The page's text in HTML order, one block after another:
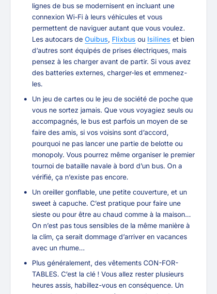
lignes de bus se modernisent en incluant une
connexion Wi-Fi à leurs véhicules et vous
permettent de naviguer autant que vous voulez.
Les autocars deOuibus, Flixbus ou Isilines et bien
d’autres sont équipés de prises électriques, mais
pensez à les charger avant de partir. Si vous avez
des batteries externes, charger-les et emmenez-
les.
Un jeu de cartes ou le jeu de société de poche que
vous ne sortez jamais. Que vous voyagiez seuls ou
accompagnés, le bus est parfois un moyen de se
faire des amis, si vos voisins sont d’accord,
pourquoi ne pas lancer une partie de belotte ou
monopoly. Vous pourrez même organiser le premier
tournoi de bataille navale à bord d’un bus. On a
vérifié, ça n’existe pas encore.
Un oreiller gonflable, une petite couverture, et un
sweet à capuche. C’est pratique pour faire une
sieste ou pour être au chaud comme à la maison…
On n’est pas tous sensibles de la même manière à
la clim, ça serait dommage d’arriver en vacances
avec un rhume…
Plus généralement, des vêtements CON-FOR-
TABLES. C’est la clé ! Vous allez rester plusieurs
heures assis, habillez-vous en conséquence. Un